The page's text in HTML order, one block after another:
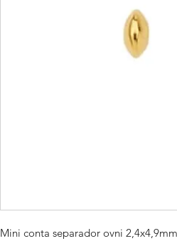
Mini conta separador ovni